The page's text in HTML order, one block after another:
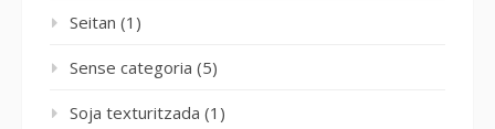
Seitan (1)
Sense categoria (5)
Soja texturitzada (1)